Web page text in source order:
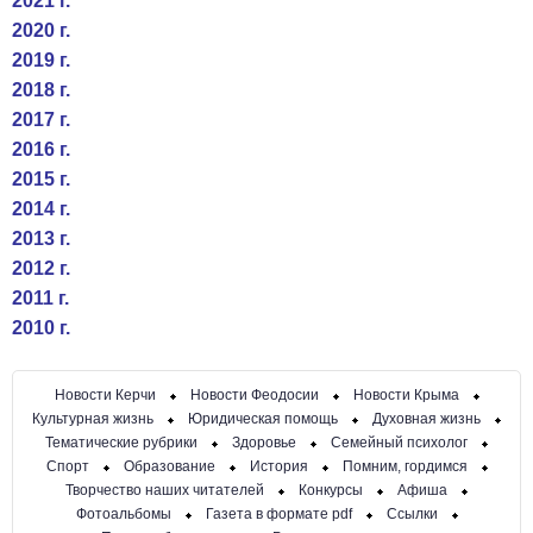
2020 г.
2019 г.
2018 г.
2017 г.
2016 г.
2015 г.
2014 г.
2013 г.
2012 г.
2011 г.
2010 г.
Новости Керчи Новости Феодосии
Новости Крыма
Культурная жизнь
Юридическая помощь
Духовная жизнь
Тематические рубрики
Здоровье
Семейный психолог
Спорт
Образование История
Помним, гордимся
Творчество наших читателей
Конкурсы
Афиша
Фотоальбомы
Газета в формате pdf
Ссылки